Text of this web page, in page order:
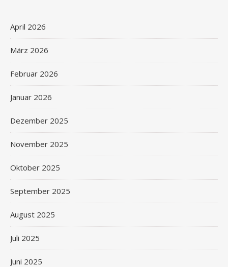
April 2026
März 2026
Februar 2026
Januar 2026
Dezember 2025
November 2025
Oktober 2025
September 2025
August 2025
Juli 2025
Juni 2025